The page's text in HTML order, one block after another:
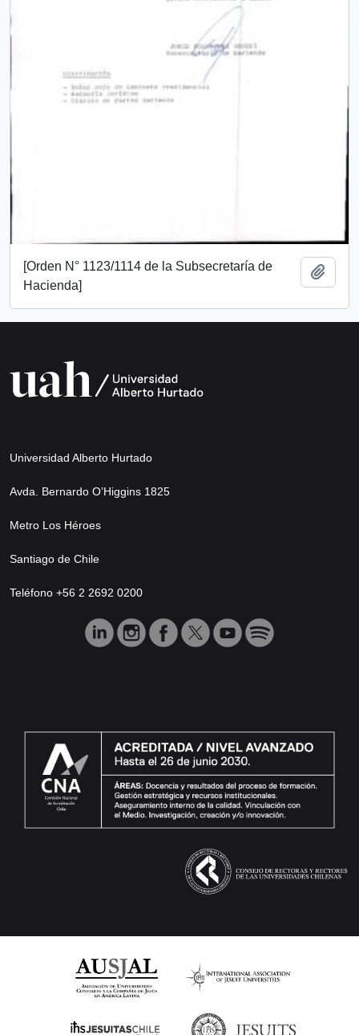
[Orden N° 1123/1114 de la Subsecretaría de
Hacienda]
Universidad Alberto Hurtado
Avda. Bernardo O’Higgins 1825
Metro Los Héroes
Santiago de Chile
Teléfono +56 2 2692 0200